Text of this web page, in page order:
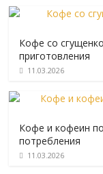
Кофе со
приготовления
11.03.2026
Кофе и кофеин
потребления
11.03.2026